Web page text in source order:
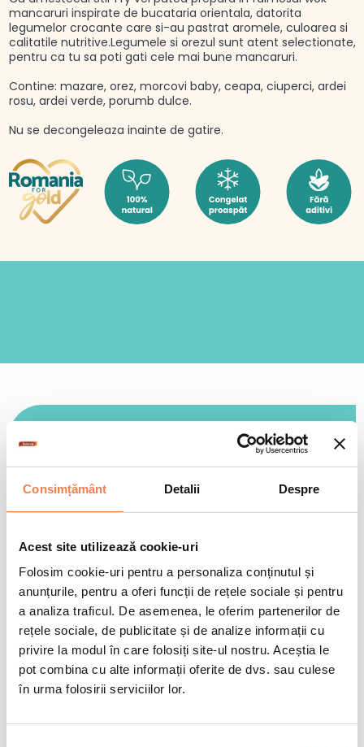
Consimțământ Detalii Despre
Acest site utilizează cookie-uri
Folosim cookie-uri pentru a personaliza conținutul și
anunțurile, pentru a oferi funcții de rețele sociale și pentru
a analiza traficul. De asemenea, le oferim partenerilor de
rețele sociale, de publicitate și de analize informații cu
privire la modul în care folosiți site-ul nostru. Aceștia le
pot combina cu alte informații oferite de dvs. sau culese
în urma folosirii serviciilor lor.
mancaruri inspirate de bucataria orientala, datorita
legumelor crocante care si-au pastrat aromele, culoarea si
calitatile nutritive.Legumele si orezul sunt atent selectionate,
pentru ca tu sa poti gati cele mai bune mancaruri.
Contine: mazare, orez, morcovi baby, ceapa, ciuperci, ardei
rosu, ardei verde, porumb dulce.
Nu se decongeleaza inainte de gatire.
Cum se gătește +
La tigaie 5-7min
amesteca in mod regulat, la foc mediu, timp de 5-7 minute.
Valori nutriționale/100gr
Informații nutriționale Per 100 gr % CR*
Valoare energetică 269 kJ / 64 kcal
3%
Grăsimi
0.3 g
<1%
Din care acizi saturați
<0.1 g
<1%
Glucide
Condiții de păstrare +
-18 °C Pana la data inscrisa pe ambalaj